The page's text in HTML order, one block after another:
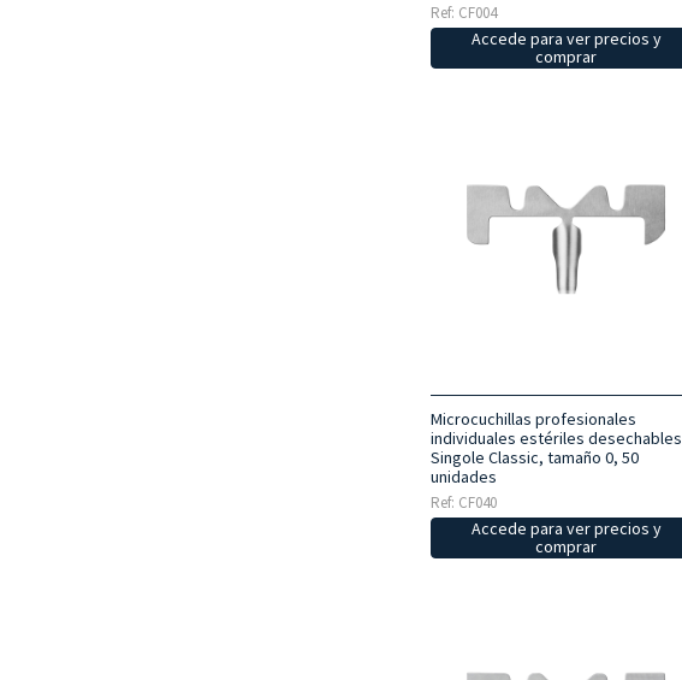
Ref: CF004
Accede para ver precios y
comprar
Microcuchillas profesionales
individuales estériles desechables
Singole Classic, tamaño 0, 50
unidades
Ref: CF040
Accede para ver precios y
comprar